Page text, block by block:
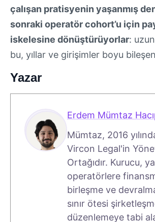
çalışan pratisyenin yaşanmış
sonraki operatör cohort’u için
iskelesine dönüştürüyorlar:
bu, yıllar ve girişimler boyu
Yazar
Erdem Mümtaz
Mümtaz, 2016
Vircon Legal'in
Ortağıdır. Kurucu,
operatörlere
birleşme ve
sınır ötesi
düzenlemeye tabi